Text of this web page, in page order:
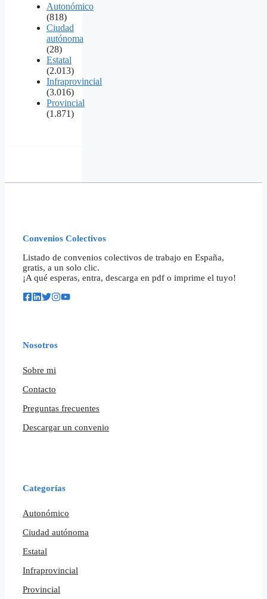
Autonómico
(818)
Ciudad
autónoma
(28)
Estatal
(2.013)
Infraprovincial
(3.016)
Provincial
(1.871)
Convenios Colectivos
Listado de convenios colectivos de trabajo en España,
gratis, a un solo clic.
¡A qué esperas, entra, descarga en pdf o imprime el tuyo!
Nosotros
Sobre mi
Contacto
Preguntas frecuentes
Descargar un convenio
Categorías
Autonómico
Ciudad autónoma
Estatal
Infraprovincial
Provincial